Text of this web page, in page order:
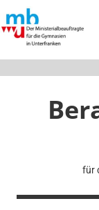
Inhalt
springen
für